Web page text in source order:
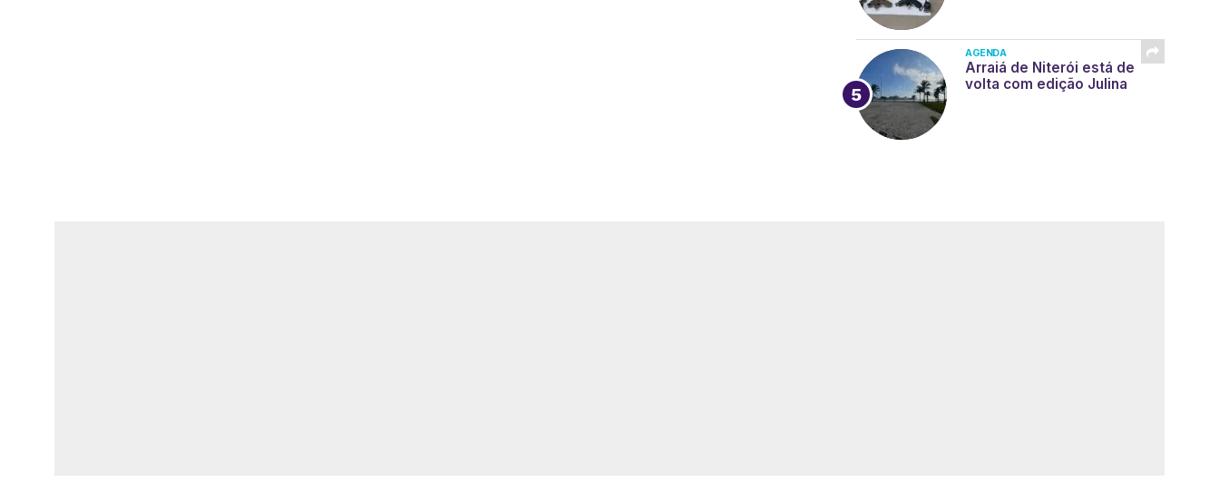
AGENDA
Arraiá de Niterói está de
volta com edição Julina